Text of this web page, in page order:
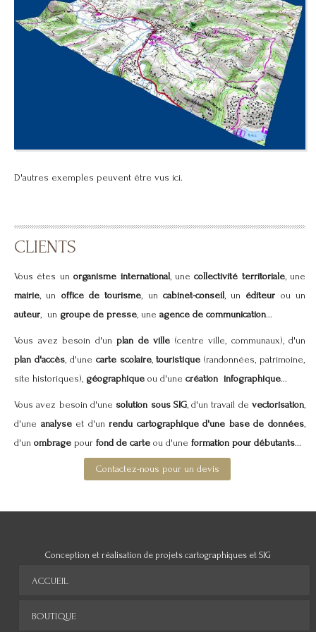
D'autres exemples peuvent être vus ici.
CLIENTS
Vous êtes unorganisme international, unecollectivité territoriale, une
mairie, un office de tourisme, un cabinet-conseil, un éditeur ou un
auteur, un groupe de presse, une agence de communication…
Vous avez besoin d'un plan de ville (centre ville, communaux), d'un
plan d'accès, d'une carte scolaire,touristique (randonnées, patrimoine,
site historiques), géographique ou d'une création infographique...
Vous avez besoin d'une solution sous SIG, d'un travail devectorisation,
d'une analyseet d'unrendu cartographique d'une base de données,
d'un ombrage pour fond de carte ou d'une formation pour débutants...
Contactez-nous pour un devis
Conception et réalisation de projets cartographiques et SIG
ACCUEIL
BOUTIQUE